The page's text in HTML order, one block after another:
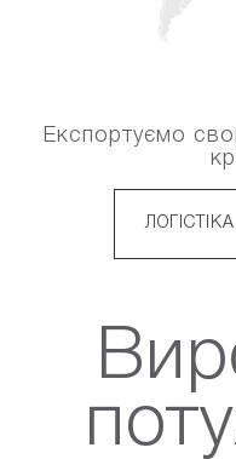
Експортуємо